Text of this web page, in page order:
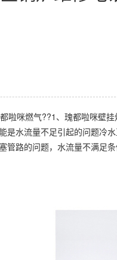
啦咪燃气??1、瑰都啦咪壁
是水流量不足引起的问题冷
管路的问题，水流量不满足